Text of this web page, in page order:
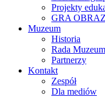
Projekty
GRA
Muzeum
Historia
Rada Muzeum
Partnerzy
Kontakt
Zespół
Dla mediów